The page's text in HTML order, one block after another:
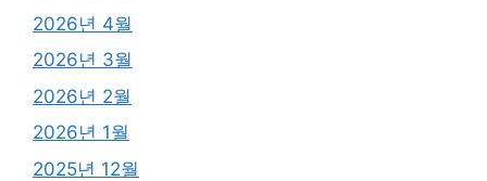
2026년 4월
2026년 3월
2026년 2월
2026년 1월
2025년 12월